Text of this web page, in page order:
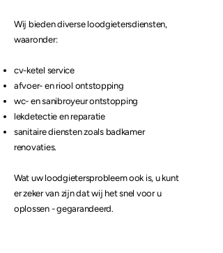
Wij bieden diverse loodgietersdiensten,
waaronder:
cv-ketel service
afvoer- en riool ontstopping
wc- en sanibroyeur ontstopping
lekdetectie en reparatie
sanitaire diensten zoals badkamer
renovaties.
Wat uw loodgietersprobleem ook is, u kunt
er zeker van zijn dat wij het snel voor u
oplossen - gegarandeerd.